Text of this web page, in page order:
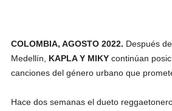
COLOMBIA, AGOSTO 2022. Después
Medellín, KAPLA Y MIKY continúan
canciones del género urbano que
Hace dos semanas el dueto